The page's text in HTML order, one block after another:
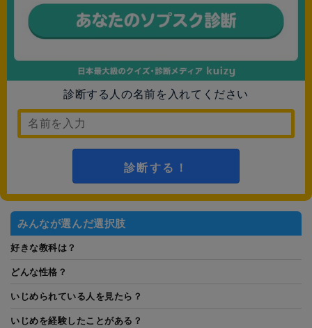
診断する人の名前を入れてください
診断する！
みんなが選んだ選択肢
好きな教科は？
どんな性格？
いじめられている人を見たら？
いじめを経験したことがある？